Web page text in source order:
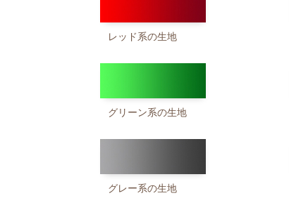
レッド系の生地
グリーン系の生地
グレー系の生地